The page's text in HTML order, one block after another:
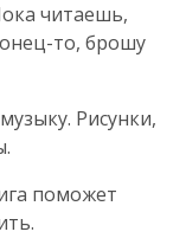
читаешь,
то, брошу
Рисунки,
поможет